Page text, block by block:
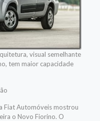
visual semelhante
tem maior capacidade
Fiat Automóveis mostrou
o Novo Fiorino. O